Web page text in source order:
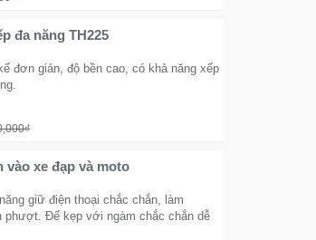
đa năng TH225
đơn giản, độ bền cao, có khả năng xếp
vào xe đạp và moto
giữ điện thoại chắc chắn, làm
phượt. Đế kẹp với ngàm chắc chắn dễ